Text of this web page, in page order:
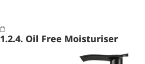
1.2.4. Oil Free Moisturiser